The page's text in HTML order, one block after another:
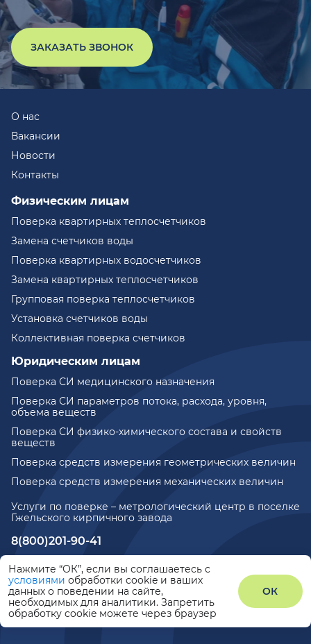
ЗАКАЗАТЬ ЗВОНОК
Услуги по поверке – метрологический центр в поселке
Гжельского кирпичного завода
8(800)201-90-41
О нас
Вакансии
Новости
Контакты
Физическим лицам
Поверка квартирных теплосчетчиков
Замена счетчиков воды
Поверка квартирных водосчетчиков
Замена квартирных теплосчетчиков
Групповая поверка теплосчетчиков
Установка счетчиков воды
Коллективная поверка счетчиков
Юридическим лицам
Поверка СИ медицинского назначения
Поверка СИ параметров потока, расхода, уровня,
объема веществ
Поверка СИ физико-химического состава и свойств
веществ
Поверка средств измерения геометрических величин
Поверка средств измерения механических величин
©2026 Политика конфиденциальности
Нажмите “ОК”, если вы соглашаетесь с
условиями обработки cookie и ваших
данных о поведении на сайте,
необходимых для аналитики. Запретить
обработку cookie можете через браузер
ОК